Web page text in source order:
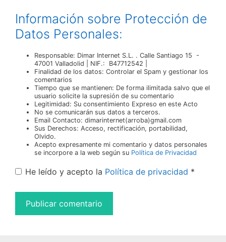
Información sobre Protección de
Datos Personales:
Responsable: Dimar Internet S.L. . Calle Santiago 15 -
47001 Valladolid | NIF.: B47712542 |
Finalidad de los datos: Controlar el Spam y gestionar los
comentarios
Tiempo que se mantienen: De forma ilimitada salvo que el
usuario solicite la supresión de su comentario
Legitimidad: Su consentimiento Expreso en este Acto
No se comunicarán sus datos a terceros.
Email Contacto: dimarinternet(arroba)gmail.com
Sus Derechos: Acceso, rectificación, portabilidad,
Olvido.
Acepto expresamente mi comentario y datos personales
se incorpore a la web según su Política de Privacidad
He leído y acepto la Política de privacidad *